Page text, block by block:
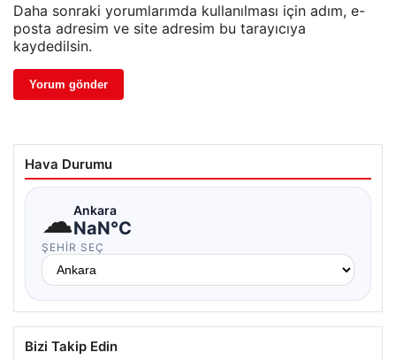
Daha sonraki yorumlarımda kullanılması için adım, e-
posta adresim ve site adresim bu tarayıcıya
kaydedilsin.
Hava Durumu
☁Ankara
NaN°C
ŞEHIR SEÇ
Bizi Takip Edin